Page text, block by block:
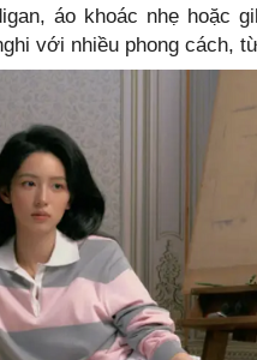
áo khoác nhẹ hoặc
với nhiều phong cách,